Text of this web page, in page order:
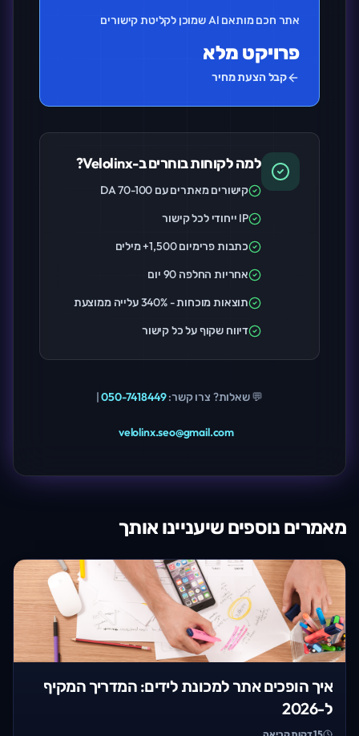
אתר חכם מותאם AI שמוכן לקליטת קישורים
פרויקט מלא
קבל הצעת מחיר
למה לקוחות בוחרים ב-Velolinx?
קישורים מאתרים עם DA 70-100
IP ייחודי לכל קישור
כתבות פרימיום 1,500+ מילים
אחריות החלפה 90 יום
תוצאות מוכחות - 340% עלייה ממוצעת
דיווח שקוף על כל קישור
💬 שאלות? צרו קשר:050-7418449
|
velolinx.seo@gmail.com
מאמרים נוספים שיעניינו אותך
איך הופכים אתר למכונת לידים: המדריך המקיף
ל-2026